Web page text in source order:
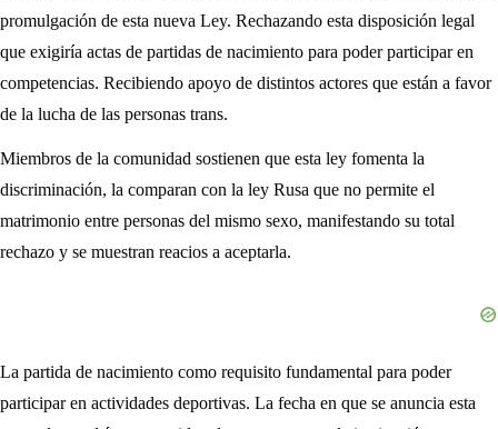
promulgación de esta nueva Ley. Rechazando esta disposición legal
que exigiría actas de partidas de nacimiento para poder participar en
competencias. Recibiendo apoyo de distintos actores que están a favor
de la lucha de las personas trans.
Miembros de la comunidad sostienen que esta ley fomenta la
discriminación, la comparan con la ley Rusa que no permite el
matrimonio entre personas del mismo sexo, manifestando su total
rechazo y se muestran reacios a aceptarla.
La partida de nacimiento como requisito fundamental para poder
participar en actividades deportivas. La fecha en que se anuncia esta